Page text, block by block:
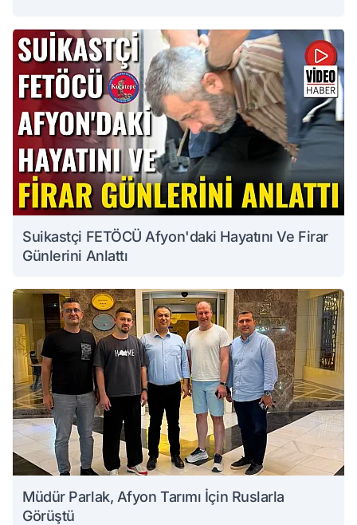
Suikastçi FETÖCÜ Afyon'daki Hayatını Ve Firar
Günlerini Anlattı
Müdür Parlak, Afyon Tarımı İçin Ruslarla
Görüştü